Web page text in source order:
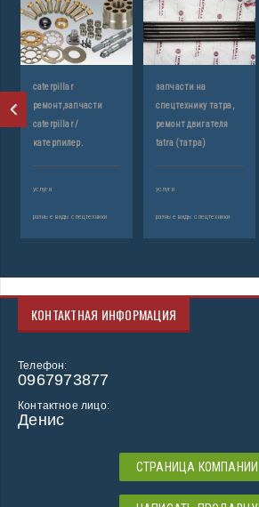
caterpillar
ремонт,запчасти
caterpillar /
катерпилер.
услуги
разные виды спецтехники
запчасти на
спецтехнику татра,
ремонт двигателя
tatra (татра)
услуги
разные виды спецтехники
КОНТАКТНАЯ ИНФОРМАЦИЯ
Телефон:
0967973877
Контактное лицо:
Денис
СТРАНИЦА КОМПАНИИ